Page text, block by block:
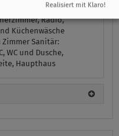
separat,
Radio,
Küchenwäsche
Zimmer Sanitär:
WC und Dusche,
Haupthaus
Realisiert mit Klaro!